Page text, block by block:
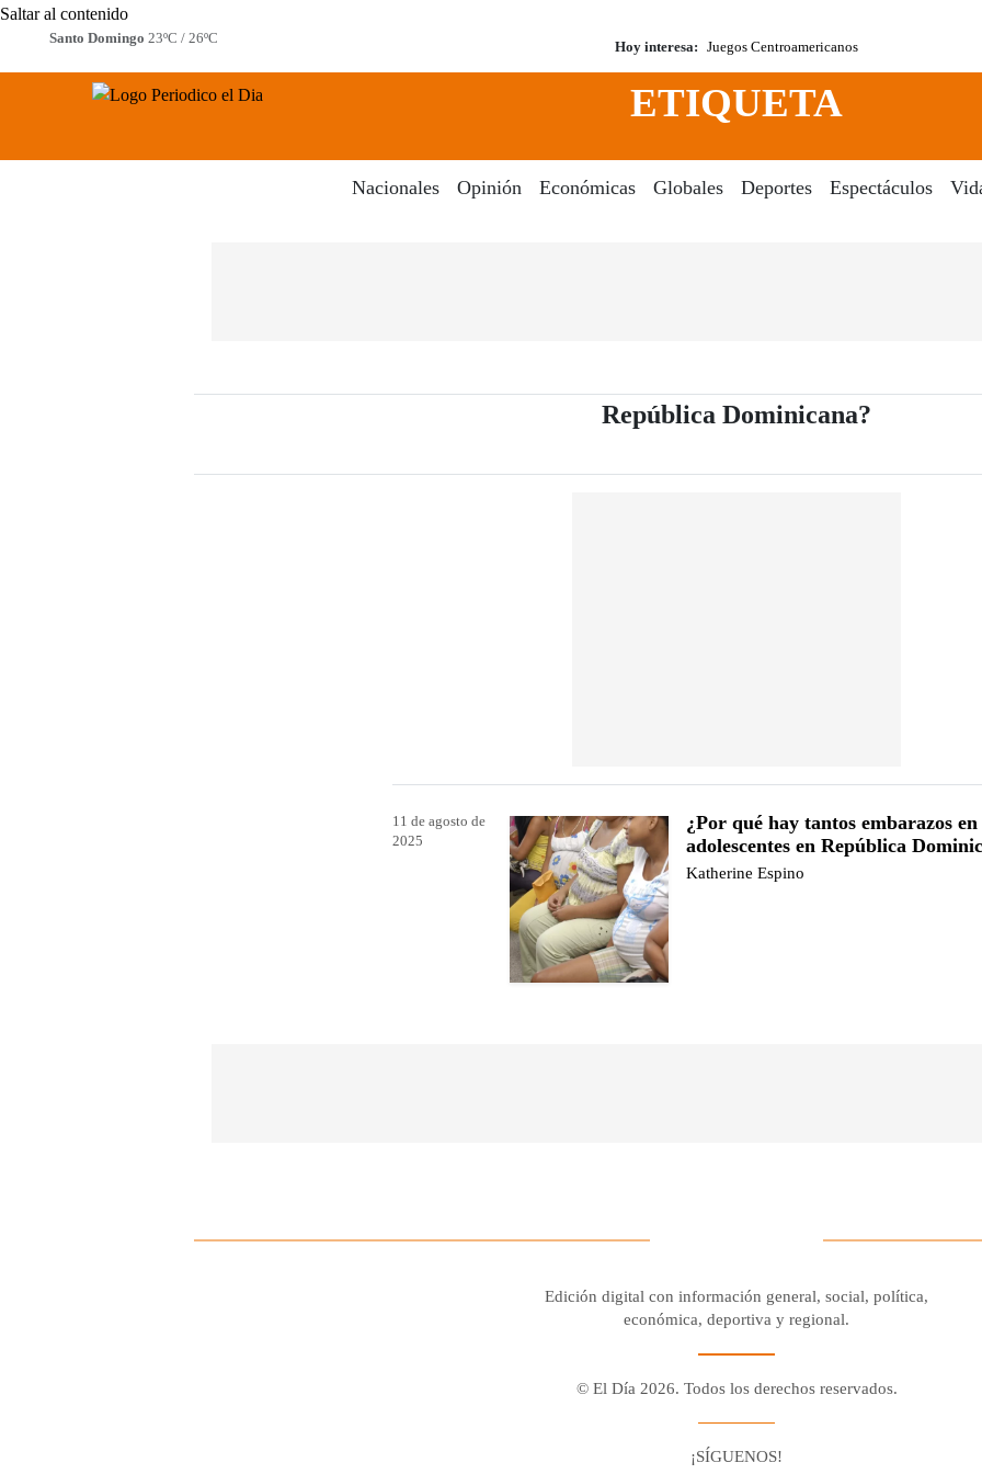
Saltar al contenido
Santo Domingo 23ºC / 26ºC
Hoy interesa: Juegos Centroamericanos
ETIQUETA
Nacionales Opinión Económicas Globales Deportes Espectáculos
República Dominicana?
11 de agosto de
2025
¿Por qué hay tantos embarazos en
adolescentes en República
Katherine Espino
Edición digital con información general, social, política,
económica, deportiva y regional.
© El Día 2026. Todos los derechos reservados.
¡SÍGUENOS!